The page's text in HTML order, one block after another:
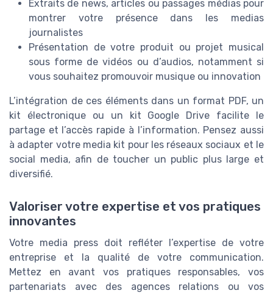
Extraits de news, articles ou passages médias pour
montrer votre présence dans les medias
journalistes
Présentation de votre produit ou projet musical
sous forme de vidéos ou d’audios, notamment si
vous souhaitez promouvoir musique ou innovation
L’intégration de ces éléments dans un format PDF, un
kit électronique ou un kit Google Drive facilite le
partage et l’accès rapide à l’information. Pensez aussi
à adapter votre media kit pour les réseaux sociaux et le
social media, afin de toucher un public plus large et
diversifié.
Valoriser votre expertise et vos pratiques
innovantes
Votre media press doit refléter l’expertise de votre
entreprise et la qualité de votre communication.
Mettez en avant vos pratiques responsables, vos
partenariats avec des agences relations ou vos